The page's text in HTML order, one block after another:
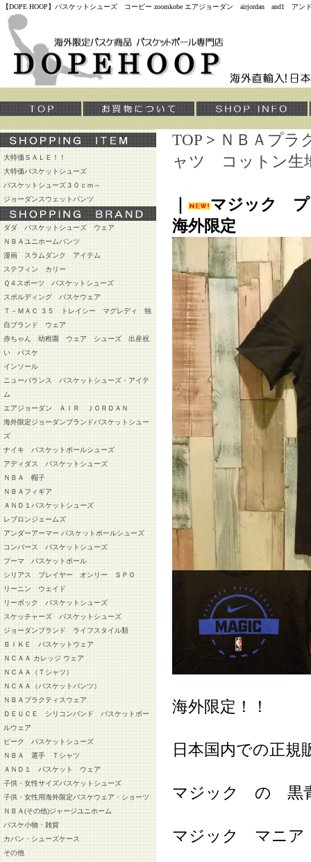
【DOPE HOOP】バスケットシューズ コービー zoomkobe エアジョーダン airjordan and1
大特価ＳＡＬＥ！！
大特価バスケットシューズ
バスケットシューズ３０ｃｍ～
ジョーダンスウェットパンツ
ダダ バスケットシューズ ウェア
ＮＢＡユニホームパンツ
漫画 スラムダンク アイテム
ステフィン カリー
Ｑ４スポーツ バスケットシューズ
スポルディング バスケウェア
Ｔ－ＭＡＣ ３５ トレイシー マグレディ 独
自ブランド ウェア
赤ちゃん 幼稚園 ウェア シューズ 出産祝
い バスケ
インソール
ニューバランス バスケットシューズ・アイテ
ム
エアジョーダン ＡＩＲ ＪＯＲＤＡＮ
海外限定ジョーダンブランドバスケットシュー
ズ
ナイキ バスケットボールシューズ
アディダス バスケットシューズ
ＮＢＡ 帽子
ＮＢＡフィギア
ＡＮＤ１バスケットシューズ
レブロンジェームズ
アンダーアーマー バスケットボールシューズ
コンバース バスケットシューズ
プーマ バスケットボール
シリアス プレイヤー オンリー ＳＰＯ
リーニン ウェイド
リーボック バスケットシューズ
スケッチャーズ バスケットシューズ
ジョーダンブランド ライフスタイル類
ＢＩＫＥ バスケットウェア
ＮＣＡＡ カレッジ ウェア
ＮＣＡＡ（Ｔシャツ）
ＮＣＡＡ（バスケットパンツ）
ＮＢＡプラクティスウェア
ＤＥＵＣＥ シリコンバンド バスケットボー
ルウェア
ピーク バスケットシューズ
ＮＢＡ 選手 Ｔシャツ
ＡＮＤ１ バスケット ウェア
子供・女性サイズバスケットシューズ
子供・女性用海外限定バスケウェア・ショーツ
ＮＢＡ(その他)ジャージユニホーム
バスケ小物・雑貨
カバン・シューズケース
その他
TOP > ＮＢＡプラ
ャツ コットン
マジック
海外限定
海外限定！！
日本国内での正規
マジック の 黒
マジック マニ